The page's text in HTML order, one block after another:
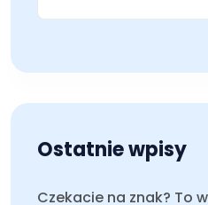
Ostatnie wpisy
Czekacie na znak? To